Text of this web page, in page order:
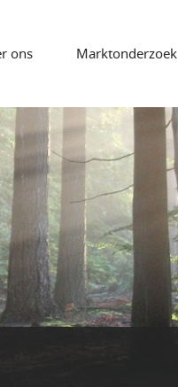
ons Marktonderzoek